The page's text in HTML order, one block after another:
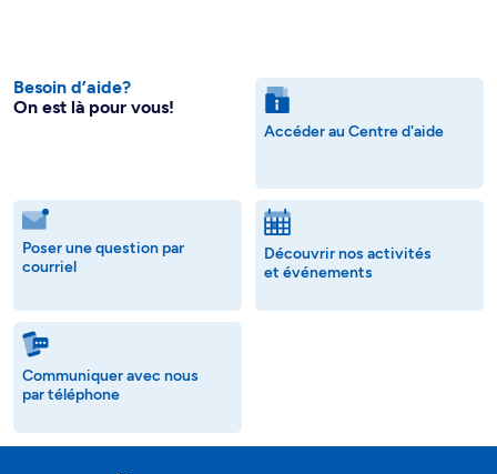
Besoin d’aide?
On est là pour vous!
Accéder au Centre d'aide
Poser une question par
courriel
Découvrir nos activités
et événements
Communiquer avec nous
par téléphone